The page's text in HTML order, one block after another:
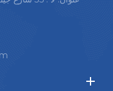
تدوير